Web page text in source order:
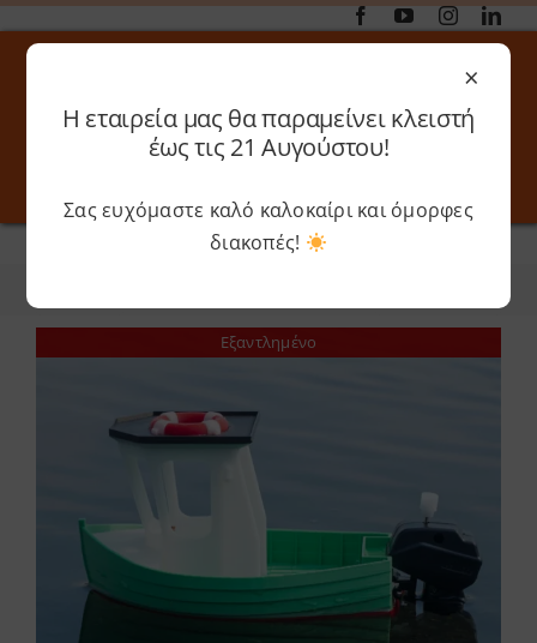
Μετάβαση
στο
Αναζήτηση
Toggle
Online 3D Printing
Outlet
Shop
Shop
Services
Toggle
Λογαριασμός
Εξαντλημένο
×
Η εταιρεία μας θα παραμείνει κλειστή
έως τις 21 Αυγούστου!
Σας ευχόμαστε καλό καλοκαίρι και όμορφες
διακοπές!